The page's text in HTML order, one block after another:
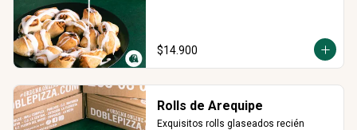
$14.900
Rolls de Arequipe
Exquisitos rolls glaseados recién